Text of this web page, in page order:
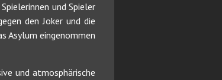
und Spieler
den Joker und die
Asylum eingenommen
und atmosphärische